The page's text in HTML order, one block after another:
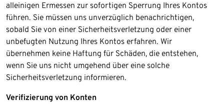
alleinigen Ermessen zur sofortigen Sperrung Ihres Kontos
führen. Sie müssen uns unverzüglich benachrichtigen,
sobald Sie von einer Sicherheitsverletzung oder einer
unbefugten Nutzung Ihres Kontos erfahren. Wir
übernehmen keine Haftung für Schäden, die entstehen,
wenn Sie uns nicht umgehend über eine solche
Sicherheitsverletzung informieren.​
Verifizierung von Konten